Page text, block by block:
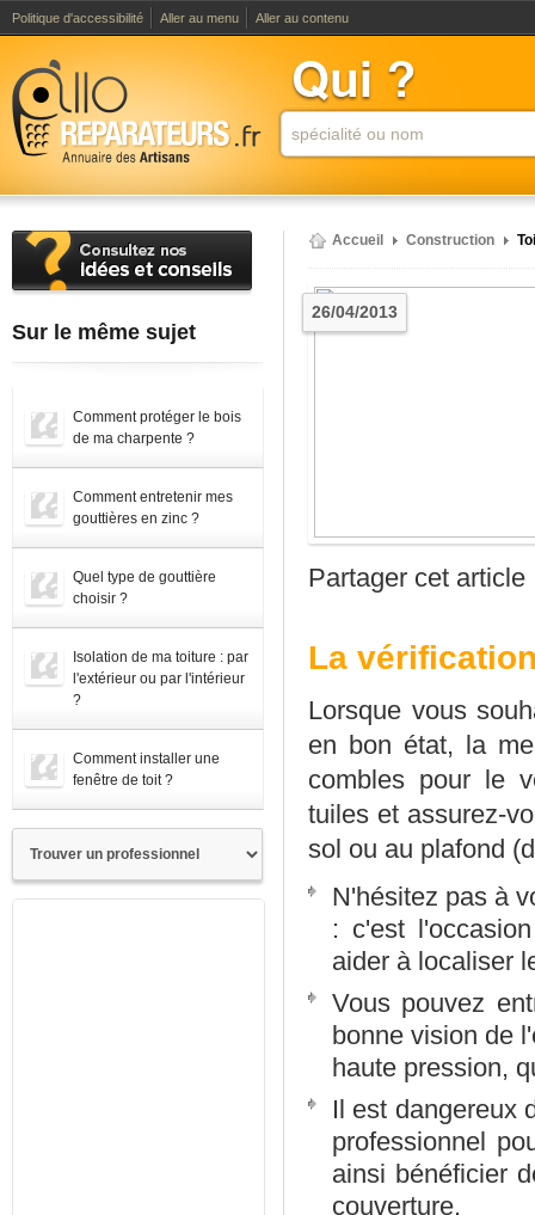
Politique d'accessibilité Aller au menu Aller au contenu
Sur le même sujet
Comment protéger le bois
de ma charpente ?
Comment entretenir mes
gouttières en zinc ?
Quel type de gouttière
choisir ?
Isolation de ma toiture : par
l'extérieur ou par l'intérieur
?
Comment installer une
fenêtre de toit ?
Accueil Construction
26/04/2013
Partager cet article
La
Lorsque vous
en bon état, la
combles pour le
tuiles et assurez-
sol ou au plafond
N'hésitez pas à
: c'est
aider à localiser
Vous pouvez
bonne vision de
haute pression,
Il est dangereux
professionnel
ainsi bénéficier
couverture.